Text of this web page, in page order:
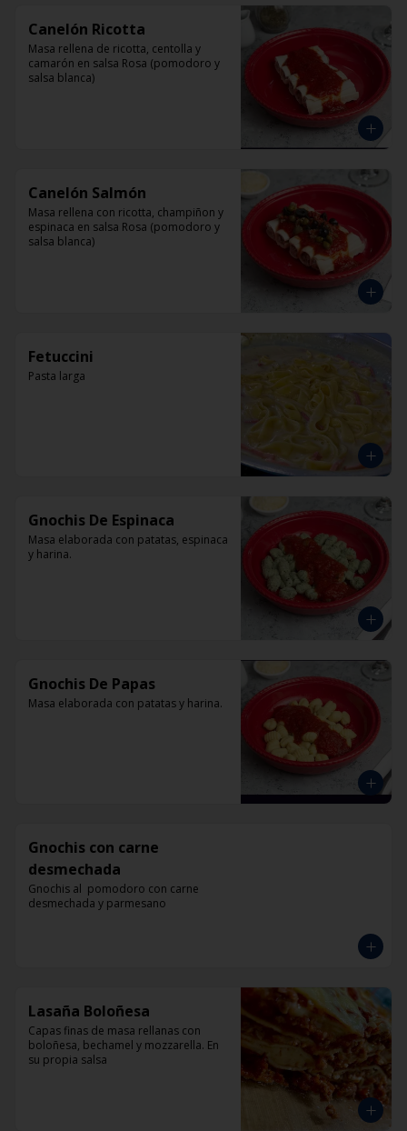
Canelón Ricotta
Masa rellena de ricotta, centolla y
camarón en salsa Rosa (pomodoro y
salsa blanca)
Canelón Salmón
Masa rellena con ricotta, champiñon y
espinaca en salsa Rosa (pomodoro y
salsa blanca)
Fetuccini
Pasta larga
Gnochis De Espinaca
Masa elaborada con patatas, espinaca
y harina.
Gnochis De Papas
Masa elaborada con patatas y harina.
Gnochis con carne
desmechada
Gnochis al  pomodoro con carne
desmechada y parmesano
Lasaña Boloñesa
Capas finas de masa rellanas con
boloñesa, bechamel y mozzarella. En
su propia salsa